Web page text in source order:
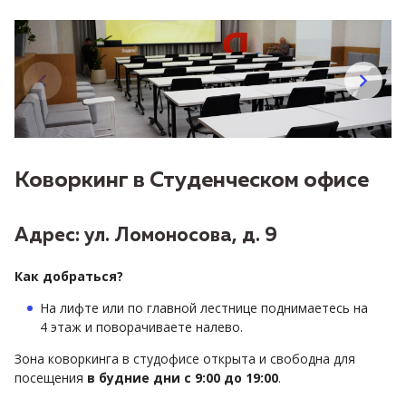
Коворкинг в Студенческом офисе
Адрес: ул. Ломоносова, д. 9
Как добраться?
На лифте или по главной лестнице поднимаетесь на
4 этаж и поворачиваете налево.
Зона коворкинга в студофисе открыта и свободна для
посещения в будние дни с 9:00 до 19:00.